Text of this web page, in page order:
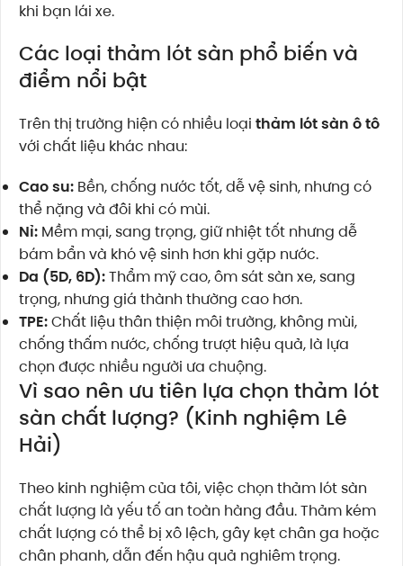
khi bạn lái xe.
Các loại thảm lót sàn phổ biến và
điểm nổi bật
Trên thị trường hiện có nhiều loại thảm lót sàn ô tô
với chất liệu khác nhau:
Cao su: Bền, chống nước tốt, dễ vệ sinh, nhưng có
thể nặng và đôi khi có mùi.
Nỉ: Mềm mại, sang trọng, giữ nhiệt tốt nhưng dễ
bám bẩn và khó vệ sinh hơn khi gặp nước.
Da (5D, 6D):Thẩm mỹ cao, ôm sát sàn xe, sang
trọng, nhưng giá thành thường cao hơn.
TPE:Chất liệu thân thiện môi trường, không mùi,
chống thấm nước, chống trượt hiệu quả, là lựa
chọn được nhiều người ưa chuộng.
Vì sao nên ưu tiên lựa chọn thảm lót
sàn chất lượng? (Kinh nghiệm Lê
Hải)
Theo kinh nghiệm của tôi, việc chọn thảm lót sàn
chất lượng là yếu tố an toàn hàng đầu. Thảm kém
chất lượng có thể bị xô lệch, gây kẹt chân ga hoặc
chân phanh, dẫn đến hậu quả nghiêm trọng.